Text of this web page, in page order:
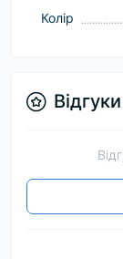
Колір
Відгуки